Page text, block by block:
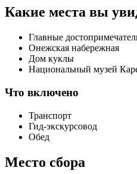
Какие места вы
Главные
Онежская набережная
Дом куклы
Национальный музей
Что включено
Транспорт
Гид-экскурсовод
Обед
Место сбора